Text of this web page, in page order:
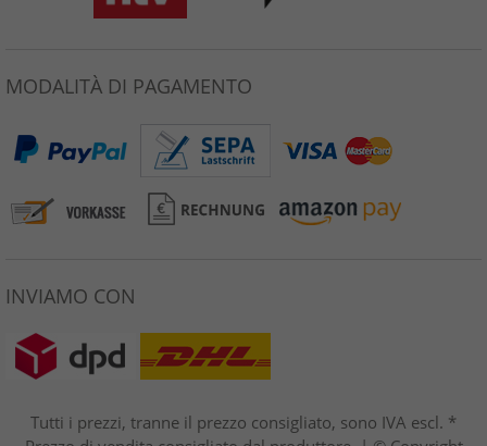
MODALITÀ DI PAGAMENTO
INVIAMO CON
Tutti i prezzi, tranne il prezzo consigliato, sono IVA escl. *